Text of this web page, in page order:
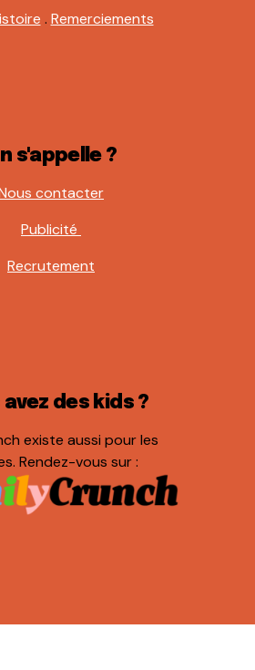
. Remerciements
s'appelle ?
contacter
Publicité
Recrutement
avez des kids ?
existe aussi pour les
Rendez-vous sur :